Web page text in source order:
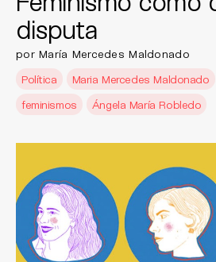
disputa
por María Mercedes Maldonado
Política
Maria Mercedes Maldonado
feminismos
Ángela María Robledo